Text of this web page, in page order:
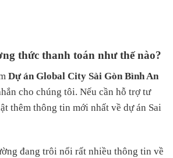
thức thanh toán như thế nào?
Dự án Global City Sài Gòn Bình An
cho chúng tôi. Nếu cần hỗ trợ tư
thêm thông tin mới nhất về dự án Sai
đang trôi nổi rất nhiều thông tin về